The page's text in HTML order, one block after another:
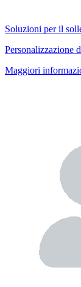
Soluzioni per il
Personalizzazione
Maggiori